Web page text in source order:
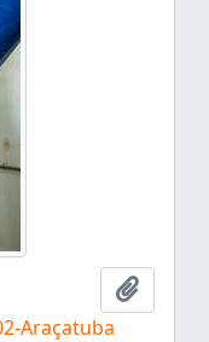
Ajouter
Araçatuba